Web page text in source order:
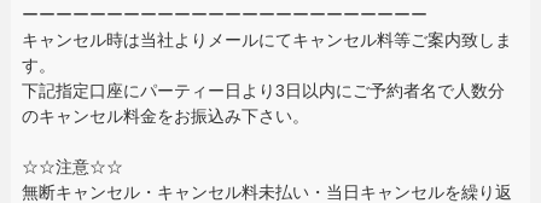
ーーーーーーーーーーーーーーーーーーーーーーーー
キャンセル時は当社よりメールにてキャンセル料等ご案内致しま
す。
下記指定口座にパーティー日より3日以内にご予約者名で人数分
のキャンセル料金をお振込み下さい。
☆☆注意☆☆
無断キャンセル・キャンセル料未払い・当日キャンセルを繰り返